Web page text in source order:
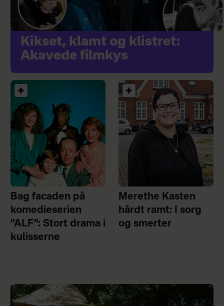
Kikset, klamt og klistret:
Akavede filmkys
Bag facaden på
komedieserien
”ALF”: Stort drama i
kulisserne
Merethe Kasten
hårdt ramt: I sorg
og smerter